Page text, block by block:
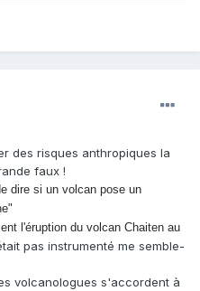
des risques anthropiques la
faux !
dire si un volcan pose un
l'éruption du volcan Chaiten au
pas instrumenté me semble-
volcanologues s'accordent à